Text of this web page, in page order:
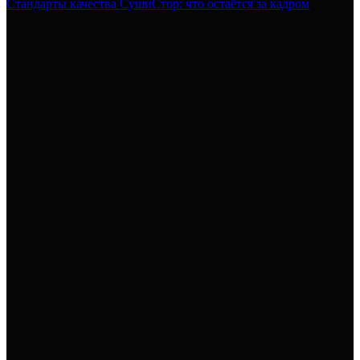
Стандарты качества СушиСтор: что остаётся за кадром